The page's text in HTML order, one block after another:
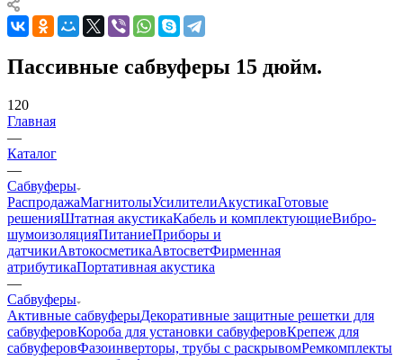
Пассивные сабвуферы 15 дюйм.
120
Главная
—
Каталог
—
Сабвуферы
РаспродажаМагнитолыУсилителиАкустикаГотовые
решенияШтатная акустикаКабель и комплектующиеВибро-
шумоизоляцияПитаниеПриборы и
датчикиАвтокосметикаАвтосветФирменная
атрибутикаПортативная акустика
—
Сабвуферы
Активные сабвуферыДекоративные защитные решетки для
сабвуферовКороба для установки сабвуферовКрепеж для
сабвуферовФазоинверторы, трубы с раскрывомРемкомплекты